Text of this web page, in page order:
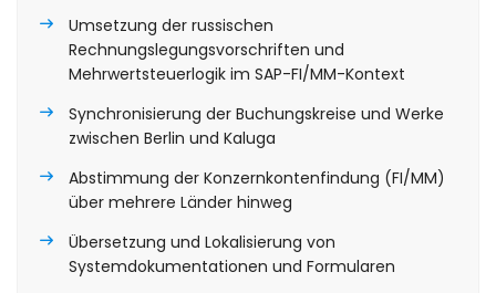
Umsetzung der russischen
Rechnungslegungsvorschriften und
Mehrwertsteuerlogik im SAP-FI/MM-Kontext
Synchronisierung der Buchungskreise und Werke
zwischen Berlin und Kaluga
Abstimmung der Konzernkontenfindung (FI/MM)
über mehrere Länder hinweg
Übersetzung und Lokalisierung von
Systemdokumentationen und Formularen